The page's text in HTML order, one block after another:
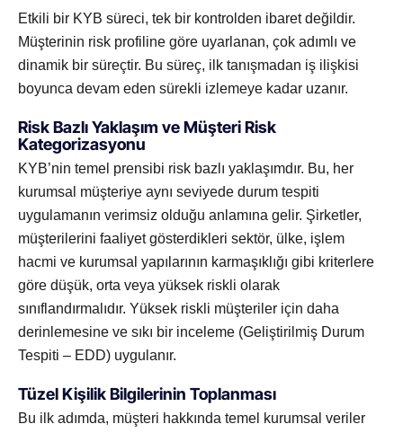
Etkili bir KYB süreci, tek bir kontrolden ibaret değildir.
Müşterinin risk profiline göre uyarlanan, çok adımlı ve
dinamik bir süreçtir. Bu süreç, ilk tanışmadan iş ilişkisi
boyunca devam eden sürekli izlemeye kadar uzanır.
Risk Bazlı Yaklaşım ve Müşteri Risk
Kategorizasyonu
KYB’nin temel prensibi risk bazlı yaklaşımdır. Bu, her
kurumsal müşteriye aynı seviyede durum tespiti
uygulamanın verimsiz olduğu anlamına gelir. Şirketler,
müşterilerini faaliyet gösterdikleri sektör, ülke, işlem
hacmi ve kurumsal yapılarının karmaşıklığı gibi kriterlere
göre düşük, orta veya yüksek riskli olarak
sınıflandırmalıdır. Yüksek riskli müşteriler için daha
derinlemesine ve sıkı bir inceleme (Geliştirilmiş Durum
Tespiti – EDD) uygulanır.
Tüzel Kişilik Bilgilerinin Toplanması
Bu ilk adımda, müşteri hakkında temel kurumsal veriler